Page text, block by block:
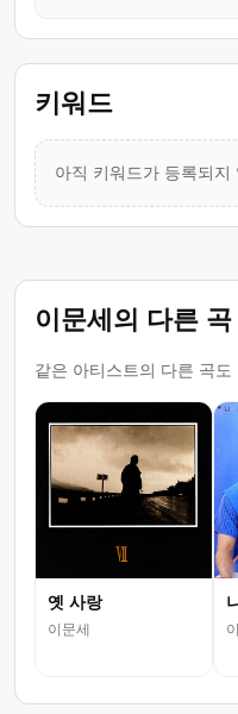
키워드
아직 키워드가 등록되지
이문세의 다른 곡
같은 아티스트의 다른 곡도
옛 사랑
이문세